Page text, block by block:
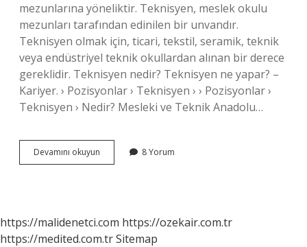
mezunlarına yöneliktir. Teknisyen, meslek okulu
mezunları tarafından edinilen bir unvandır.
Teknisyen olmak için, ticari, tekstil, seramik, teknik
veya endüstriyel teknik okullardan alınan bir derece
gereklidir. Teknisyen nedir? Teknisyen ne yapar? –
Kariyer. › Pozisyonlar › Teknisyen › › Pozisyonlar ›
Teknisyen › Nedir? Mesleki ve Teknik Anadolu…
Devamını okuyun
Lise
Fark
Nedir
8 Yorum
https://malidenetci.com https://ozekair.com.tr
https://medited.com.trSitemap